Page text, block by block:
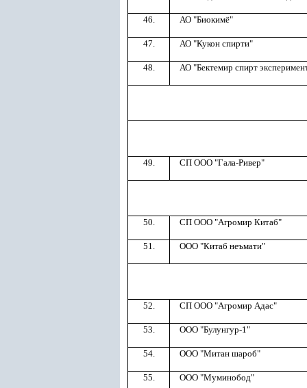
46. АО "Биокимё"
47. АО "Кукон спирти"
48. АО "Бектемир спирт
49. СП ООО "Гала-Ривер"
50. СП ООО "Агромир Китаб"
51. ООО "Китаб неъмати"
52. СП ООО "Агромир Адас"
53. ООО "Булунгур-1"
54. ООО "Митан шароб"
55. ООО "Муминобод"